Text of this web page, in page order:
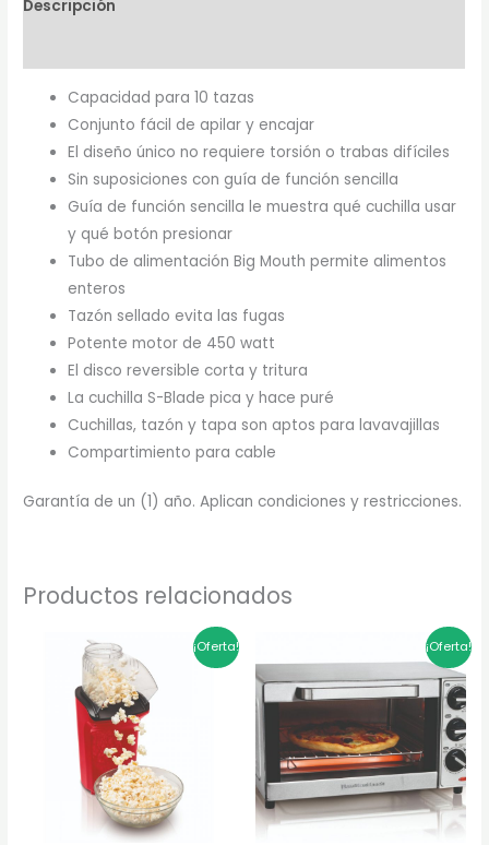
Descripción
Capacidad para 10 tazas
Conjunto fácil de apilar y encajar
El diseño único no requiere torsión o trabas difíciles
Sin suposiciones con guía de función sencilla
Guía de función sencilla le muestra qué cuchilla usar
y qué botón presionar
Tubo de alimentación Big Mouth permite alimentos
enteros
Tazón sellado evita las fugas
Potente motor de 450 watt
El disco reversible corta y tritura
La cuchilla S-Blade pica y hace puré
Cuchillas, tazón y tapa son aptos para lavavajillas
Compartimiento para cable
Garantía de un (1) año. Aplican condiciones y restricciones.
Productos relacionados
¡Oferta!
El
precio
original
era:
$209.900.
precio
actual
es:
¡Oferta!
era:
$349.900.
precio
actual
es:
$279.920.